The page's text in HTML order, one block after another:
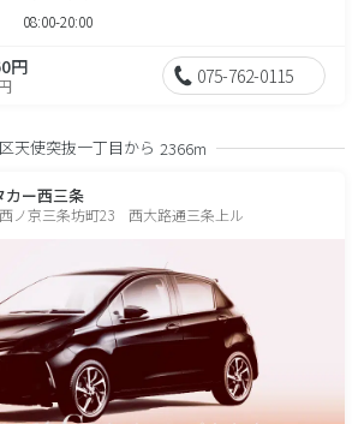
08:00-20:00
円 075-762-0115
天使突抜一丁目から 2366m
カー西三条
ノ京三条坊町23 西大路通三条上ル